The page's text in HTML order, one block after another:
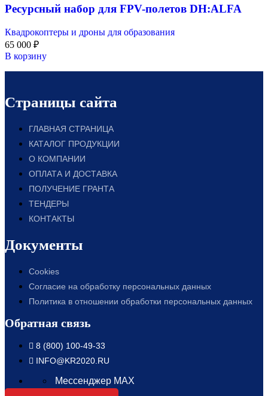
Ресурсный набор для FPV-полетов DH:ALFA
Квадрокоптеры и дроны для образования
65 000 ₽
В корзину
Страницы сайта
ГЛАВНАЯ СТРАНИЦА
КАТАЛОГ ПРОДУКЦИИ
О КОМПАНИИ
ОПЛАТА И ДОСТАВКА
ПОЛУЧЕНИЕ ГРАНТА
ТЕНДЕРЫ
КОНТАКТЫ
Документы
Cookies
Согласие на обработку персональных данных
Политика в отношении обработки персональных данных
Обратная связь
8 (800) 100-49-33
INFO@KR2020.RU
Мессенджер MAX